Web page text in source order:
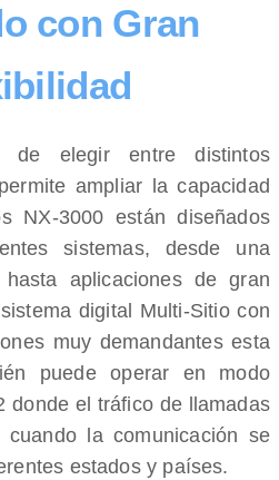
con Gran
de elegir entre distintos
ampliar la capacidad
NX-3000 están diseñados
sistemas, desde una
aplicaciones de gran
digital Multi-Sitio con
muy demandantes esta
puede operar en modo
donde el tráfico de llamadas
la comunicación se
estados y países.